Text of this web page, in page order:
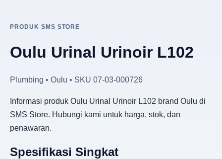
PRODUK SMS STORE
Oulu Urinal Urinoir L102
Plumbing • Oulu • SKU 07-03-000726
Informasi produk Oulu Urinal Urinoir L102 brand Oulu di
SMS Store. Hubungi kami untuk harga, stok, dan
penawaran.
Spesifikasi Singkat